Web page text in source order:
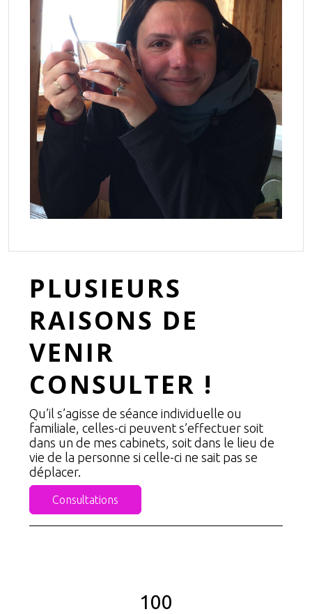
PLUSIEURS
RAISONS DE
VENIR
CONSULTER !
Qu’il s’agisse de séance individuelle ou
familiale, celles-ci peuvent s’effectuer soit
dans un de mes cabinets, soit dans le lieu de
vie de la personne si celle-ci ne sait pas se
déplacer.
Consultations
100